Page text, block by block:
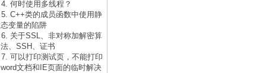
4. 何时使用多线程？
5. C++类的成员函数中使用静
态变量的陷阱
6. 关于SSL、非对称加解密算
法、SSH、证书
7. 可以打印测试页，不能打印
word文档和IE页面的临时解决